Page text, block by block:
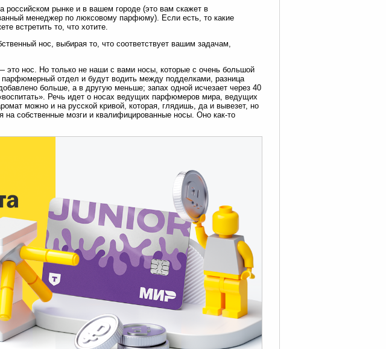
рынке и в вашем городе (это вам скажет в
менеджер по люксовому парфюму). Если есть, то какие
встретить то, что хотите.
нос, выбирая то, что соответствует вашим задачам,
это нос. Но только не наши с вами носы, которые с очень большой
отдел и будут водить между подделками, разница
больше, а в другую меньше; запах одной исчезает через 40
Речь идет о носах ведущих парфюмеров мира, ведущих
можно и на русской кривой, которая, глядишь, да и вывезет, но
на собственные мозги и квалифицированные носы. Оно как-то